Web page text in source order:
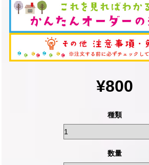
¥800
種類
数量